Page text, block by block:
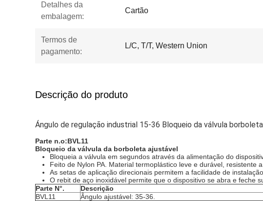
Detalhes da
embalagem:
Cartão
Termos de
pagamento:
L/C, T/T, Western Union
Descrição do produto
Ángulo de regulação industrial 15-36 Bloqueio da válvula
Parte n.o:BVL11
Bloqueio da válvula da borboleta ajustável
Bloqueia a válvula em segundos através da alimentação do
Feito de Nylon PA. Material termoplástico leve e durável,
As setas de aplicação direcionais permitem a facilidade de
O rebit de aço inoxidável permite que o dispositivo se abra e feche
Parte N°.
Descrição
BVL11
Ângulo ajustável: 35-36.